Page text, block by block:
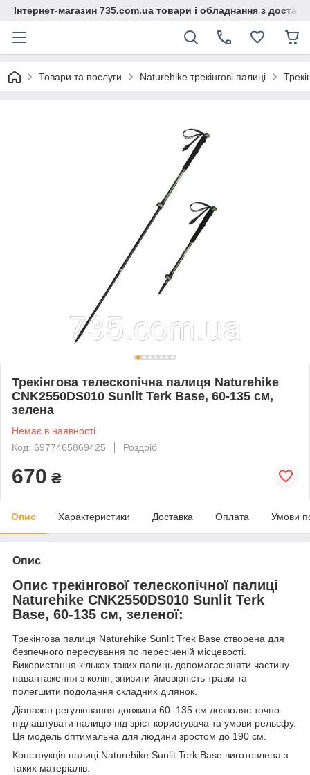
Інтернет-магазин 735.com.ua товари і обладнання з
Товари та послуги Naturehike трекінгові палиці
Трекінгова телескопічна палиця Naturehike
CNK2550DS010 Sunlit Terk Base, 60-135 см,
зелена
Немає в наявності
Код: 6977465869425
Роздріб
670 ₴
Опис Характеристики Доставка Оплата Умови
Опис
Опис трекінгової телескопічної палиці
Naturehike CNK2550DS010 Sunlit Terk
Base, 60-135 см, зеленої:
Трекінгова палиця Naturehike Sunlit Trek Base створена для
безпечного пересування по пересіченій місцевості.
Використання кількох таких палиць допомагає зняти частину
навантаження з колін, знизити ймовірність травм та
полегшити подолання складних ділянок.
Діапазон регулювання довжини 60–135 см дозволяє точно
підлаштувати палицю під зріст користувача та умови рельєфу.
Ця модель оптимальна для людини зростом до 190 см.
Конструкція палиці Naturehike Sunlit Terk Base виготовлена з
таких матеріалів: